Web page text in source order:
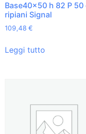
Base40x50 h 82 P 50
ripiani Signal
109,48 €
Leggi tutto